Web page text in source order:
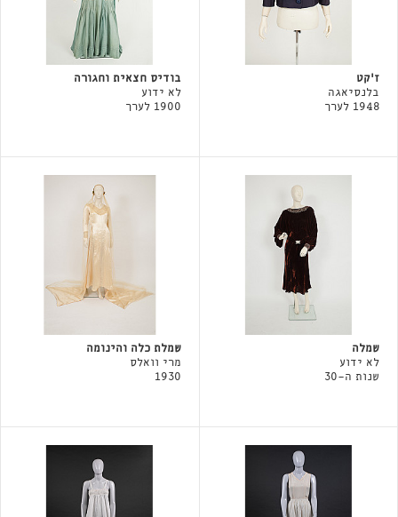
ז׳קט
בלנסיאגה
1948 לערך
בודיס חצאית וחגורה
לא ידוע
1900 לערך
שמלה
לא ידוע
שנות ה-30
שמלת כלה והינומה
מרי וואלס
1930